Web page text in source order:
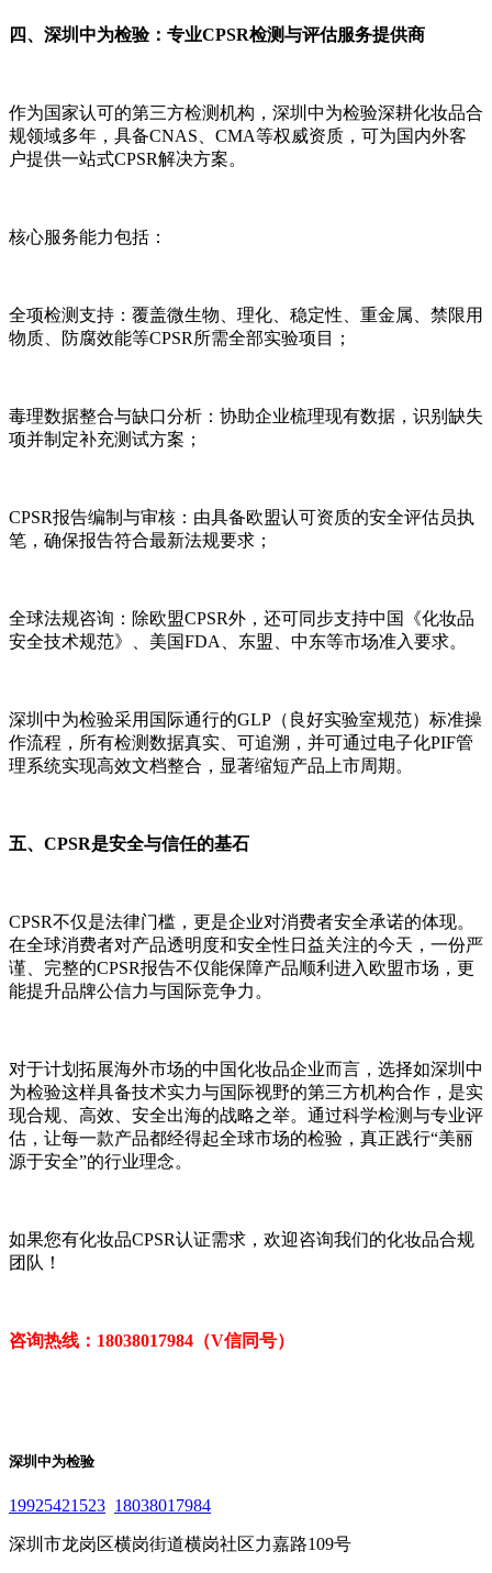
四、深圳中为检验：专业CPSR检测与评估服务提供商
作为国家认可的第三方检测机构，深圳中为检验深耕化妆品合
规领域多年，具备CNAS、CMA等权威资质，可为国内外客
户提供一站式CPSR解决方案。
核心服务能力包括：
全项检测支持：覆盖微生物、理化、稳定性、重金属、禁限用
物质、防腐效能等CPSR所需全部实验项目；
毒理数据整合与缺口分析：协助企业梳理现有数据，识别缺失
项并制定补充测试方案；
CPSR报告编制与审核：由具备欧盟认可资质的安全评估员执
笔，确保报告符合最新法规要求；
全球法规咨询：除欧盟CPSR外，还可同步支持中国《化妆品
安全技术规范》、美国FDA、东盟、中东等市场准入要求。
深圳中为检验采用国际通行的GLP（良好实验室规范）标准操
作流程，所有检测数据真实、可追溯，并可通过电子化PIF管
理系统实现高效文档整合，显著缩短产品上市周期。
五、CPSR是安全与信任的基石
CPSR不仅是法律门槛，更是企业对消费者安全承诺的体现。
在全球消费者对产品透明度和安全性日益关注的今天，一份严
谨、完整的CPSR报告不仅能保障产品顺利进入欧盟市场，更
能提升品牌公信力与国际竞争力。
对于计划拓展海外市场的中国化妆品企业而言，选择如深圳中
为检验这样具备技术实力与国际视野的第三方机构合作，是实
现合规、高效、安全出海的战略之举。通过科学检测与专业评
估，让每一款产品都经得起全球市场的检验，真正践行“美丽
源于安全”的行业理念。
如果您有化妆品CPSR认证需求，欢迎咨询我们的化妆品合规
团队！
咨询热线：18038017984（V信同号）
深圳中为检验
19925421523 18038017984
深圳市龙岗区横岗街道横岗社区力嘉路109号